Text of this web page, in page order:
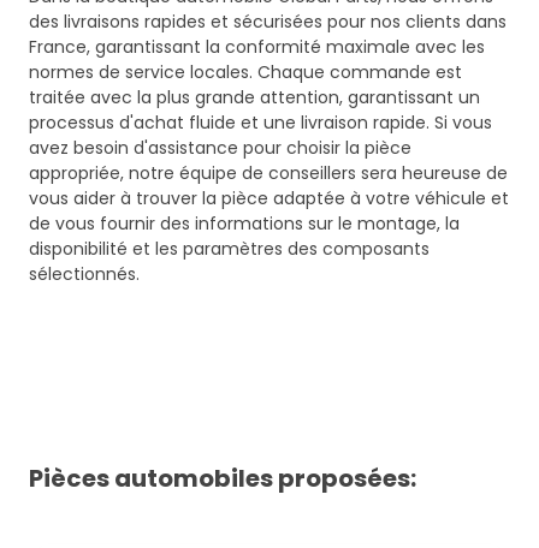
des livraisons rapides et sécurisées pour nos clients dans
France, garantissant la conformité maximale avec les
normes de service locales. Chaque commande est
traitée avec la plus grande attention, garantissant un
processus d'achat fluide et une livraison rapide. Si vous
avez besoin d'assistance pour choisir la pièce
appropriée, notre équipe de conseillers sera heureuse de
vous aider à trouver la pièce adaptée à votre véhicule et
de vous fournir des informations sur le montage, la
disponibilité et les paramètres des composants
sélectionnés.
Pièces automobiles proposées: